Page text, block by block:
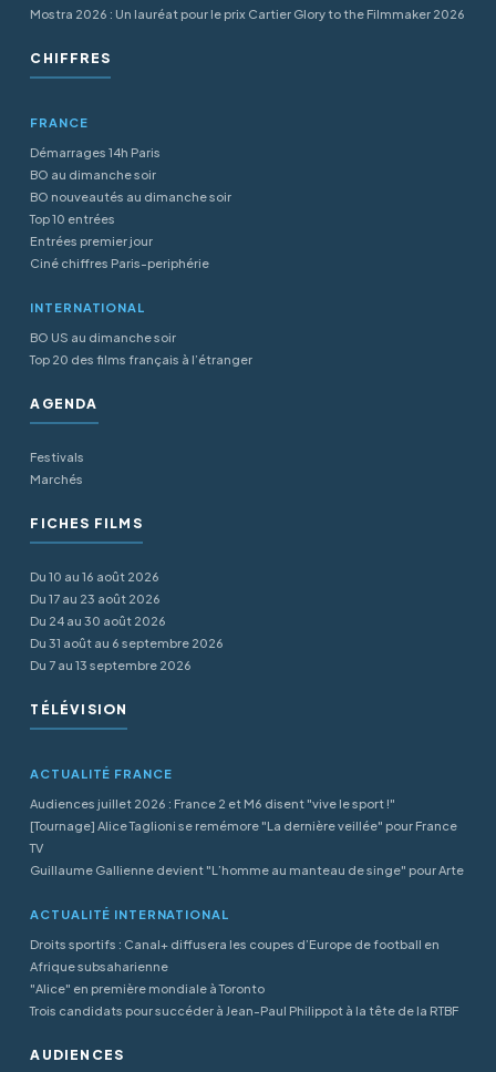
Mostra 2026 : Un lauréat pour le prix Cartier Glory to the Filmmaker 2026
CHIFFRES
FRANCE
Démarrages 14h Paris
BO au dimanche soir
BO nouveautés au dimanche soir
Top 10 entrées
Entrées premier jour
Ciné chiffres Paris-periphérie
INTERNATIONAL
BO US au dimanche soir
Top 20 des films français à l’étranger
AGENDA
Festivals
Marchés
FICHES FILMS
Du 10 au 16 août 2026
Du 17 au 23 août 2026
Du 24 au 30 août 2026
Du 31 août au 6 septembre 2026
Du 7 au 13 septembre 2026
TÉLÉVISION
ACTUALITÉ FRANCE
Audiences juillet 2026 : France 2 et M6 disent "vive le sport !"
[Tournage] Alice Taglioni se remémore "La dernière veillée" pour France
TV
Guillaume Gallienne devient "L’homme au manteau de singe" pour Arte
ACTUALITÉ INTERNATIONAL
Droits sportifs : Canal+ diffusera les coupes d’Europe de football en
Afrique subsaharienne
"Alice" en première mondiale à Toronto
Trois candidats pour succéder à Jean-Paul Philippot à la tête de la RTBF
AUDIENCES